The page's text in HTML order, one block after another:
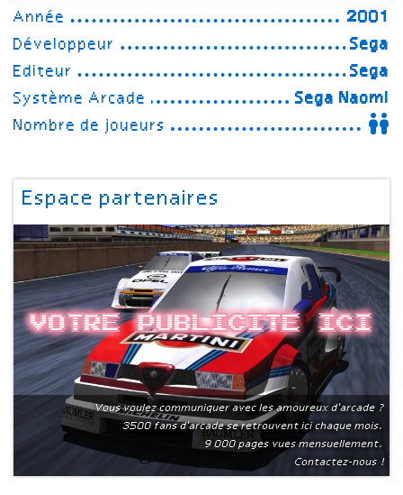
Année
2001
Développeur
Sega
Editeur
Sega
Système Arcade
Sega Naomi
Nombre de joueurs
Espace partenaires
Votre publicite ici
Vous voulez communiquer avec les amoureux d'arcade ?
3500 fans d'arcade se retrouvent ici chaque mois.
9 000 pages vues mensuellement.
Contactez-nous !